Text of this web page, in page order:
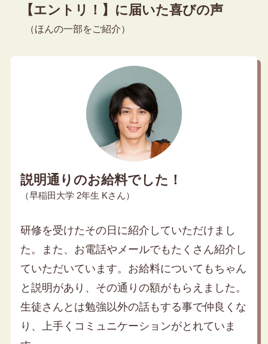
【エントリ！】に届いた喜びの声
（ほんの一部をご紹介）
説明通りのお給料でした！
（早稲田大学 2年生 Kさん）
研修を受けたその日に紹介していただけまし
た。また、お電話やメールでもたくさん紹介し
ていただいています。お給料についてもちゃん
と説明があり、その通りの額がもらえました。
生徒さんとは勉強以外の話もする事で仲良くな
り、上手くコミュニケーションがとれていま